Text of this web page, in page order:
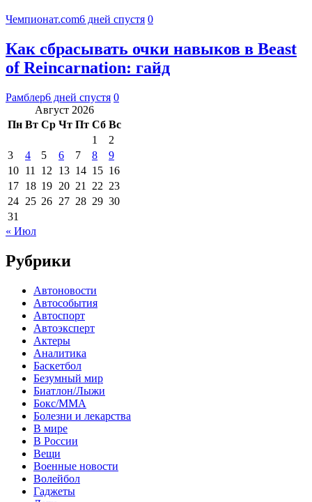
Чемпионат.com6 дней спустя 0
Как сбрасывать очки навыков в Beast
of Reincarnation: гайд
Рамблер6 дней спустя 0
Август 2026
Пн Вт Ср Чт Пт Сб Вс
1
2
3
4 5 6 7 8
9
10 11 12 13 14 15 16
17 18 19 20 21 22 23
24 25 26 27 28 29 30
31
« Июл
Рубрики
Автоновости
Автособытия
Автоспорт
Автоэксперт
Актеры
Аналитика
Баскетбол
Безумный мир
Биатлон/Лыжи
Бокс/MMA
Болезни и лекарства
В мире
В России
Вещи
Военные новости
Волейбол
Гаджеты